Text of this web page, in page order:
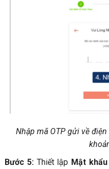
Nhập mã OTP gửi về
Bước 5:Thiết lập Mật khẩu